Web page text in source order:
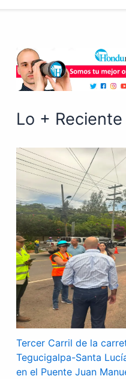
Lo + Reciente
Tercer Carril de la
Tegucigalpa-Santa
en el Puente Juan